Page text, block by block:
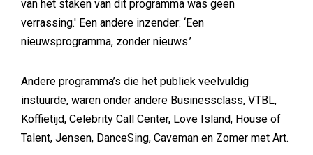
van het staken van dit programma was geen
verrassing.' Een andere inzender: ‘Een
nieuwsprogramma, zonder nieuws.’
Andere programma’s die het publiek veelvuldig
instuurde, waren onder andere Businessclass, VTBL,
Koffietijd, Celebrity Call Center, Love Island, House of
Talent, Jensen, DanceSing, Caveman en Zomer met Art.